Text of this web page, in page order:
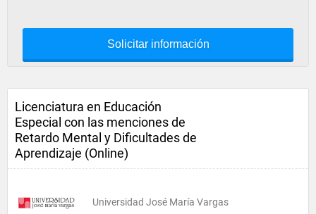
Solicitar información
Licenciatura en Educación
Especial con las menciones de
Retardo Mental y Dificultades de
Aprendizaje (Online)
Universidad José María Vargas